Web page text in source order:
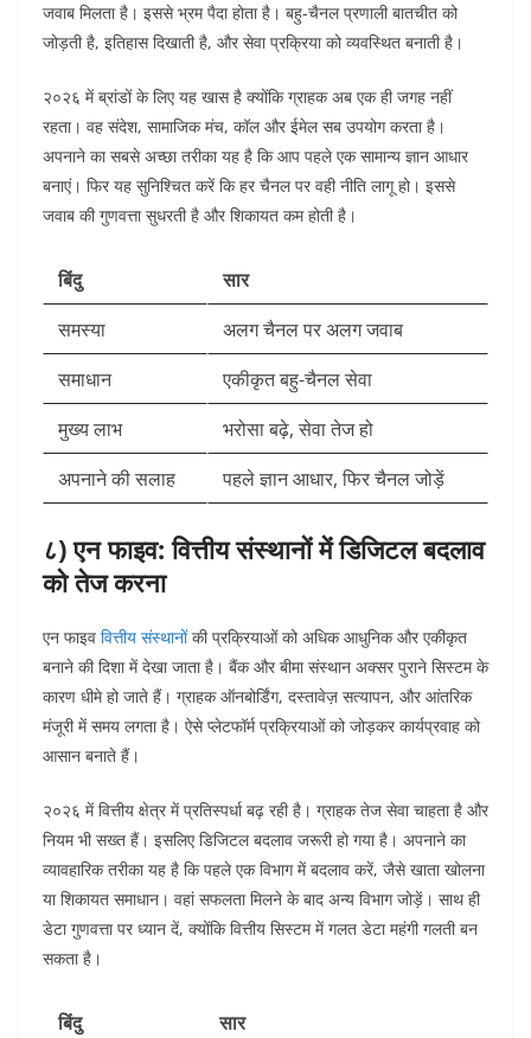
जवाब मिलता है। इससे भ्रम पैदा होता है। बहु-चैनल प्रणाली बातचीत को
जोड़ती है, इतिहास दिखाती है, और सेवा प्रक्रिया को व्यवस्थित बनाती है।
२०२६ में ब्रांडों के लिए यह खास है क्योंकि ग्राहक अब एक ही जगह नहीं
रहता। वह संदेश, सामाजिक मंच, कॉल और ईमेल सब उपयोग करता है।
अपनाने का सबसे अच्छा तरीका यह है कि आप पहले एक सामान्य ज्ञान आधार
बनाएं। फिर यह सुनिश्चित करें कि हर चैनल पर वही नीति लागू हो। इससे
जवाब की गुणवत्ता सुधरती है और शिकायत कम होती है।
बिंदु
सार
समस्या
अलग चैनल पर अलग जवाब
समाधान
एकीकृत बहु-चैनल सेवा
मुख्य लाभ
भरोसा बढ़े, सेवा तेज हो
अपनाने की सलाह
पहले ज्ञान आधार, फिर चैनल जोड़ें
८) एन फाइव: वित्तीय संस्थानों में डिजिटल बदलाव
को तेज करना
एन फाइव वित्तीय संस्थानोंकी प्रक्रियाओं को अधिक आधुनिक और एकीकृत
बनाने की दिशा में देखा जाता है। बैंक और बीमा संस्थान अक्सर पुराने सिस्टम के
कारण धीमे हो जाते हैं। ग्राहक ऑनबोर्डिंग, दस्तावेज़ सत्यापन, और आंतरिक
मंजूरी में समय लगता है। ऐसे प्लेटफॉर्म प्रक्रियाओं को जोड़कर कार्यप्रवाह को
आसान बनाते हैं।
२०२६ में वित्तीय क्षेत्र में प्रतिस्पर्धा बढ़ रही है। ग्राहक तेज सेवा चाहता है और
नियम भी सख्त हैं। इसलिए डिजिटल बदलाव जरूरी हो गया है। अपनाने का
व्यावहारिक तरीका यह है कि पहले एक विभाग में बदलाव करें, जैसे खाता खोलना
या शिकायत समाधान। वहां सफलता मिलने के बाद अन्य विभाग जोड़ें। साथ ही
डेटा गुणवत्ता पर ध्यान दें, क्योंकि वित्तीय सिस्टम में गलत डेटा महंगी गलती बन
सकता है।
बिंदु
सार